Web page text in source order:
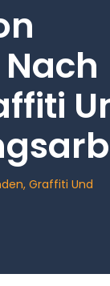
Graffiti Und